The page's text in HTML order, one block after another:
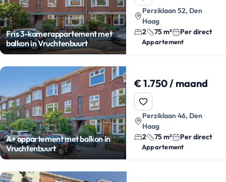
Fris 3-kamerappartement met
balkon in Vruchtenbuurt
Perziklaan 52, Den
Haag
2
75 m² Per direct
Appartement
A+ appartement met balkon in
Vruchtenbuurt
€ 1.750 / maand
Perziklaan 46, Den
Haag
2
75 m² Per direct
Appartement